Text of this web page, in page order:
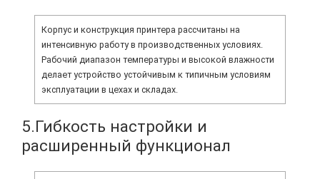
Корпус и конструкция принтера рассчитаны на
интенсивную работу в производственных условиях.
Рабочий диапазон температуры и высокой влажности
делает устройство устойчивым к типичным условиям
эксплуатации в цехах и складах.
5.Гибкость настройки и
расширенный функционал